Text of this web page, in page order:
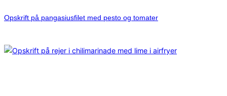
Opskrift på pangasiusfilet med pesto og tomater